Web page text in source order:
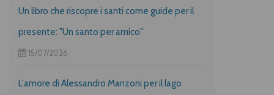
Un libro che riscopre i santi come guide per il
presente: "Un santo per amico"
15/07/2026
L'amore di Alessandro Manzoni per il lago